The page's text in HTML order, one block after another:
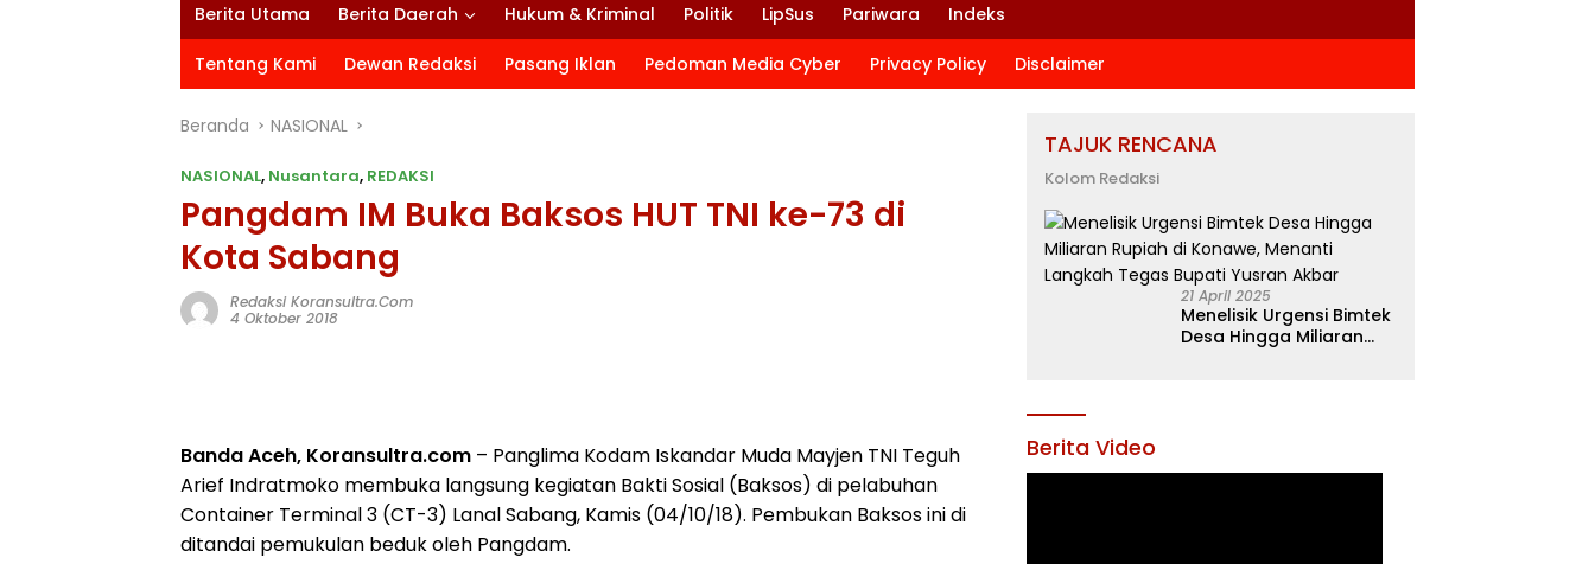
Berita Utama Berita Daerah Hukum & Kriminal Politik LipSus Pariwara Indeks
Tentang Kami Dewan Redaksi Pasang Iklan Pedoman Media Cyber Privacy Policy Disclaimer
Beranda NASIONAL
NASIONAL, Nusantara, REDAKSI
Pangdam IM Buka Baksos HUT TNI ke-73 di
Kota Sabang
Redaksi Koransultra.com
4 Oktober 2018
Banda Aceh, Koransultra.com – Panglima Kodam Iskandar Muda Mayjen TNI Teguh
Arief Indratmoko membuka langsung kegiatan Bakti Sosial (Baksos) di pelabuhan
Container Terminal 3 (CT-3) Lanal Sabang, Kamis (04/10/18). Pembukan Baksos ini di
ditandai pemukulan beduk oleh Pangdam.
TAJUK RENCANA
Kolom Redaksi
21 April 2025
Menelisik Urgensi Bimtek
Desa Hingga Miliaran
Berita Video